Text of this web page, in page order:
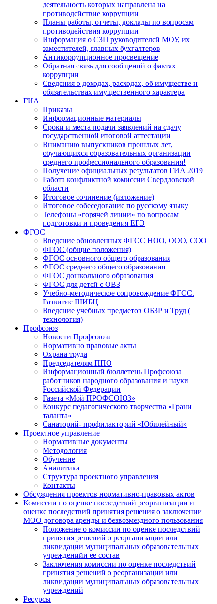
деятельность которых направлена на
противодействие коррупции
Планы работы, отчеты, доклады по вопросам
противодействия коррупции
Информация о СЗП руководителей МОУ, их
заместителей, главных бухгалтеров
Антикоррупционное просвещение
Обратная связь для сообщений о фактах
коррупции
Сведения о доходах, расходах, об имуществе и
обязательствах имущественного характера
ГИА
Приказы
Информационные материалы
Сроки и места подачи заявлений на сдачу
государственной итоговой аттестации
Вниманию выпускников прошлых лет,
обучающихся образовательных организаций
среднего профессионального образования!
Получение официальных результатов ГИА 2019
Работа конфликтной комиссии Свердловской
области
Итоговое сочинение (изложение)
Итоговое собеседование по русскому языку
Телефоны «горячей линии» по вопросам
подготовки и проведения ЕГЭ
ФГОС
Введение обновленных ФГОС НОО, ООО, СОО
ФГОС (общие положения)
ФГОС основного общего образования
ФГОС среднего общего образования
ФГОС дошкольного образования
ФГОС для детей с ОВЗ
Учебно-методическое сопровождение ФГОС.
Развитие ШИБЦ
Введение учебных предметов ОБЗР и Труд (
технология)
Профсоюз
Новости Профсоюза
Нормативно правовые акты
Охрана труда
Председателям ППО
Информационный бюллетень Профсоюза
работников народного образования и науки
Российской Федерации
Газета «Мой ПРОФСОЮЗ»
Конкурс педагогического творчества «Грани
таланта»
Санаторий- профилакторий «Юбилейный»
Проектное управление
Нормативные документы
Методология
Обучение
Аналитика
Структура проектного управления
Контакты
Обсуждения проектов нормативно-правовых актов
Комиссии по оценке последствий реорганизации и
оценке последствий принятия решения о заключении
МОО договора аренды и безвозмездного пользования
Положение о комиссии по оценке последствий
принятия решений о реорганизации или
ликвидации муниципальных образовательных
учрежденийи ее состав
Заключения комиссии по оценке последствий
принятия решений о реорганизации или
ликвидации муниципальных образовательных
учреждений
Ресурсы